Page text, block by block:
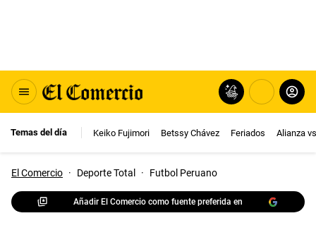
Temas del día Keiko Fujimori Betssy Chávez Feriados Alianza
El Comercio · Deporte Total · Futbol Peruano
Añadir El Comercio como fuente preferida en